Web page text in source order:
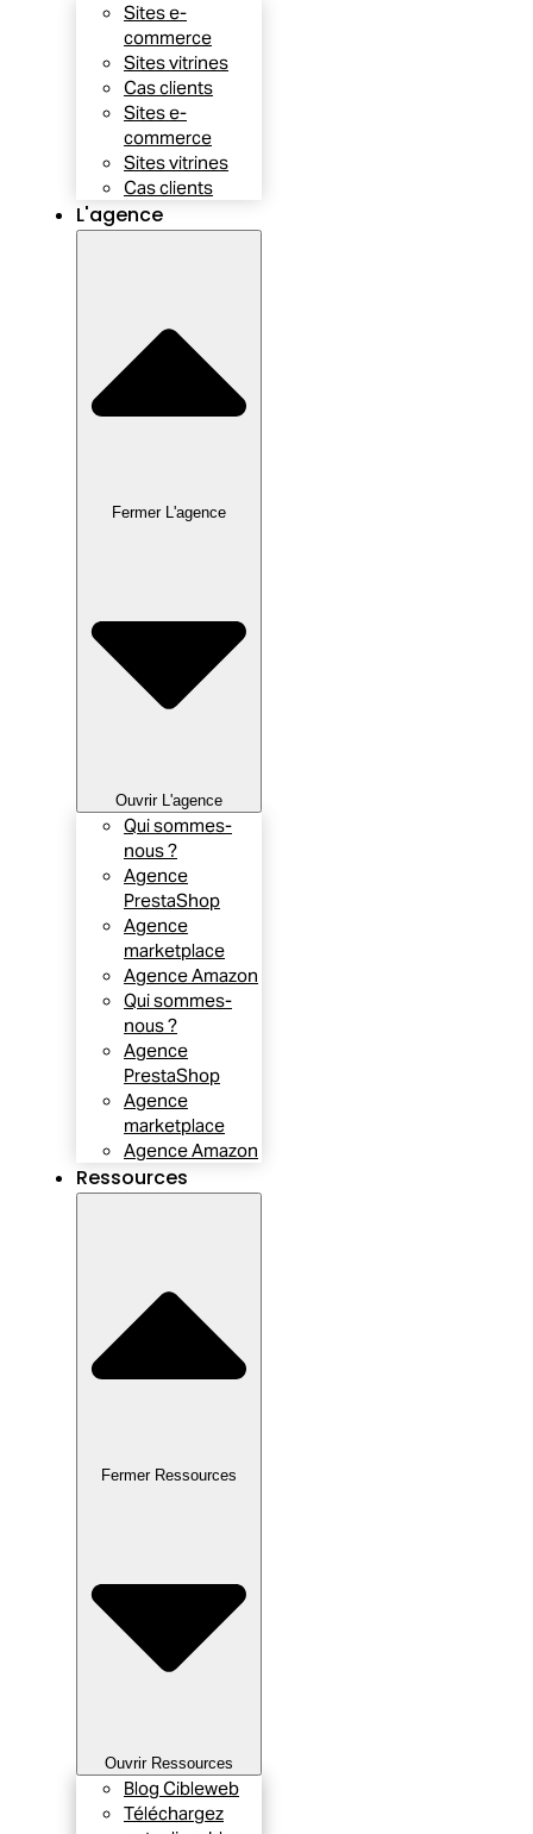
Sites e-
commerce
Sites vitrines
Cas clients
Sites e-
commerce
Sites vitrines
Cas clients
L'agence
Fermer L'agence
Ouvrir L'agence
Qui sommes-
nous ?
Agence
PrestaShop
Agence
marketplace
Agence Amazon
Qui sommes-
nous ?
Agence
PrestaShop
Agence
marketplace
Agence Amazon
Ressources
Fermer Ressources
Ouvrir Ressources
Blog Cibleweb
Téléchargez